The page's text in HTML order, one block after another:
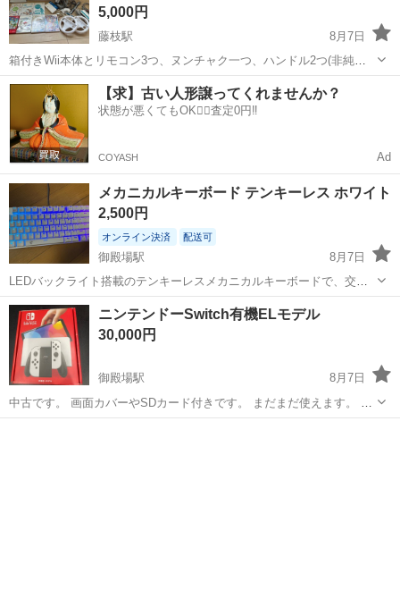
5,000円
藤枝駅
8月7日
箱付きWii本体とリモコン3つ、ヌンチャク一つ、ハンドル2つ(非純正
品)、ソフト7本付きです。 ・はじめてのWii ・Wii Sports ・シェイプ
ボクシング ・プリキュアオールスターズ ぜんいんしゅうごう レッツ
静岡 藤枝市 藤枝駅 テレビゲーム
【求】古い人形譲ってくれませんか？
状態が悪くてもOK🙆‍♀️査定0円‼️
COYASH Ad
メカニカルキーボード テンキーレス ホワイト
2,500円
オンライン決済 配送可
御殿場駅
8月7日
LEDバックライト搭載のテンキーレスメカニカルキーボードで、交換
用スイッチと引き抜き工具が付属しています。 - タイプ: テンキーレス
メカニカルキーボード - カラー: ホワイト - 接続方式: 有線 (USB
Type-...
静岡 御殿場市 御殿場駅 テレビゲーム
ニンテンドーSwitch有機ELモデル
30,000円
御殿場駅
8月7日
中古です。 画面カバーやSDカード付きです。 まだまだ使えます。 質
問あったらよろしくお願いします。